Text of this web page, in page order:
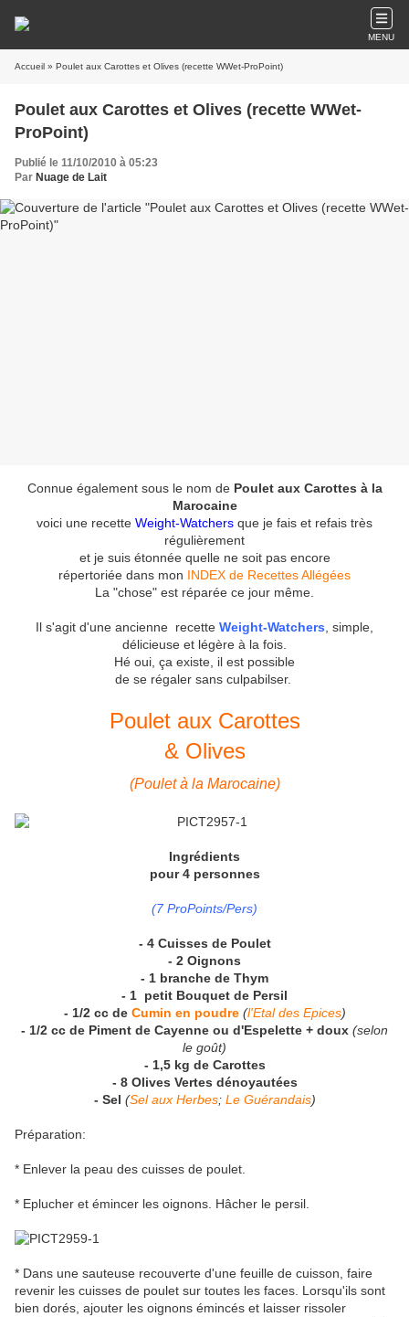
MENU
Accueil » Poulet aux Carottes et Olives (recette WWet-ProPoint)
Poulet aux Carottes et Olives (recette WWet-
ProPoint)
Publié le 11/10/2010 à 05:23
Par Nuage de Lait
Connue également sous le nom de Poulet aux Carottes à la
Marocaine
voici une recette Weight-Watchers que je fais et refais très
régulièrement
et je suis étonnée quelle ne soit pas encore
répertoriée dans mon INDEX de Recettes Allégées
La "chose" est réparée ce jour même.
Il s'agit d'une ancienne recette Weight-Watchers , simple,
délicieuse et légère à la fois.
Hé oui, ça existe, il est possible
de se régaler sans culpabilser.
Poulet aux Carottes
& Olives
(Poulet à la Marocaine)
Ingrédients
pour 4 personnes
(7 ProPoints/Pers)
- 4 Cuisses de Poulet
- 2 Oignons
- 1 branche de Thym
- 1 petit Bouquet de Persil
- 1/2 cc de Cumin en poudre (l'Etal des Epices)
- 1/2 cc de Piment de Cayenne ou d'Espelette + doux (selon
le goût)
- 1,5 kg de Carottes
- 8 Olives Vertes dénoyautées
- Sel (Sel aux Herbes; Le Guérandais)
Préparation:
* Enlever la peau des cuisses de poulet.
* Eplucher et émincer les oignons. Hâcher le persil.
* Dans une sauteuse recouverte d'une feuille de cuisson, faire
revenir les cuisses de poulet sur toutes les faces. Lorsqu'ils sont
bien dorés, ajouter les oignons émincés et laisser rissoler